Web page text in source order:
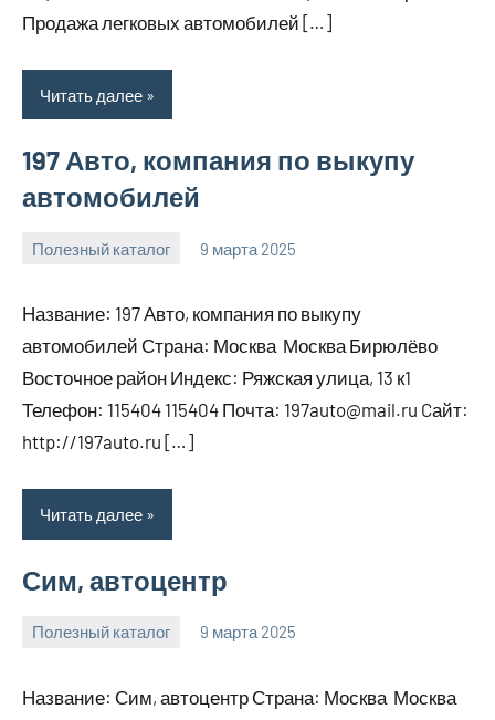
Продажа легковых автомобилей […]
Читать далее
197 Авто, компания по выкупу
автомобилей
Полезный каталог 9 марта 2025
Название: 197 Авто, компания по выкупу
автомобилей Страна: Москва Москва Бирюлёво
Восточное район Индекс: Ряжская улица, 13 к1
Телефон: 115404 115404 Почта: 197auto@mail.ru Cайт:
http://197auto.ru […]
Читать далее
Сим, автоцентр
Полезный каталог 9 марта 2025
Название: Сим, автоцентр Страна: Москва Москва